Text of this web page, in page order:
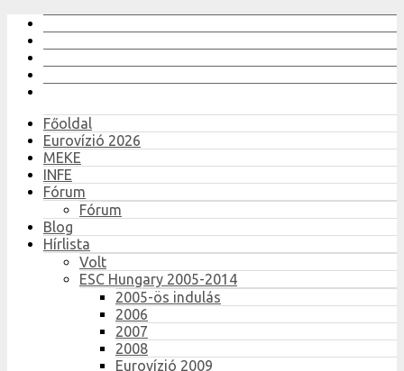
Főoldal
Eurovízió 2026
MEKE
INFE
Fórum
Fórum
Blog
Hírlista
Volt
ESC Hungary 2005-2014
2005-ös indulás
2006
2007
2008
Eurovízió 2009